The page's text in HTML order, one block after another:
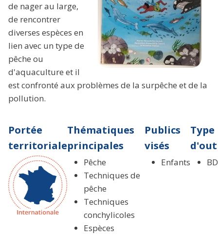
de nager au large,
de rencontrer
diverses espèces en
lien avec un type de
pêche ou
d'aquaculture et il
est confronté aux problèmes de la surpêche et de la
pollution.
Portée
territoriale
Thématiques
principales
Pêche
Techniques de
pêche
Techniques
conchylicoles
Espèces
Publics
visés
Enfants
Type
BD